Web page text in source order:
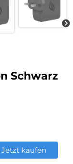
Schwarz
Jetzt kaufen